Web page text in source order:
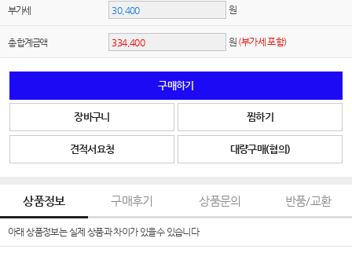
부가세 원
총 합계금액 원 (부가세 포함)
구매하기
장바구니 찜하기
견적서요청 대량구매(협의)
상품정보 구매후기 상품문의 반품/교환
아래 상품정보는 실제 상품과 차이가 있을수 있습니다